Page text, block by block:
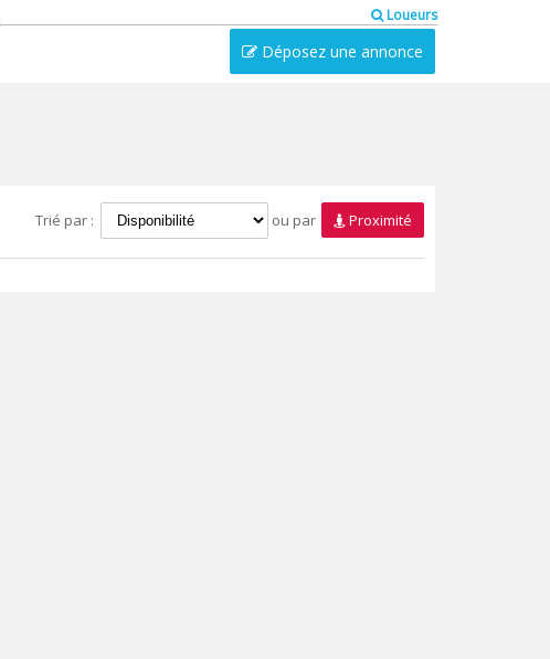
Loueurs
Déposez une annonce
Trié par : ou par Proximité